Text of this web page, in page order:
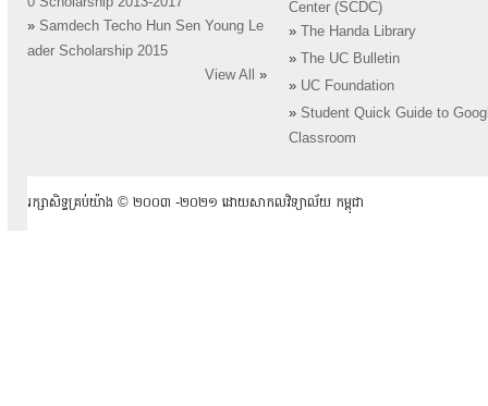
» Samdech Techo Hun Sen Young Le
ader Scholarship 2015
View All
»
Center (SCDC)
»
The Handa Library
»
The UC Bulletin
» UC Foundation
» Student Quick Guide to
Classroom
រក្សាសិទ្ធគ្រប់យ៉ាង ​© ២០០៣ -២០២១ ដោយសាកលវិទ្យាល័យ កម្ពុជា